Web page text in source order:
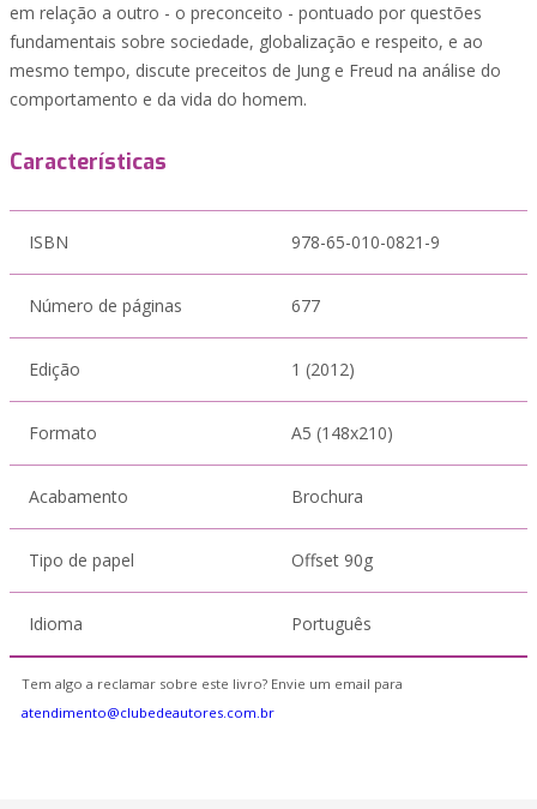
em relação a outro - o preconceito - pontuado por questões
fundamentais sobre sociedade, globalização e respeito, e ao
mesmo tempo, discute preceitos de Jung e Freud na análise do
comportamento e da vida do homem.
Características
ISBN 978-65-010-0821-9
Número de páginas 677
Edição 1 (2012)
Formato A5 (148x210)
Acabamento Brochura
Tipo de papel Offset 90g
Idioma Português
Tem algo a reclamar sobre este livro? Envie um email para
atendimento@clubedeautores.com.br